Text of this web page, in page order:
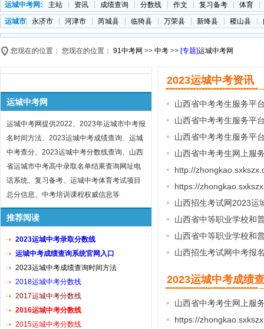
运城中考网:
主站 资讯 成绩查询 分数线 作文 复习备考
体育
运城市
永济市 河津市 芮城县 临猗县 万荣县 新绛县 稷山县
您现在的位置： 您现在的位置： 91中考网 >> 中考 >> [专题]运城中考网
运城中考网
运城中考网提供2022、2023年运城市中考报
名时间方法、2023运城中考成绩查询、运城
中考查分、2023运城中考分数线查询、山西
省运城市中考高中录取名单结果查询网址电
话系统、复习备考、运城中考体育考试项目
总分信息、中考培训课程权威信息等
推荐阅读
2023运城中考录取分数线
运城中考成绩查询系统官网入口
2023运城中考成绩查询时间方法
2018运城中考分数线
2017运城中考分数线
2016运城中考分数线
2015运城中考分数线
2023运城中考资讯
山西省中考考生服务平
山西省中考考生服务平
山西省中考考生服务平
山西省中考考生网上服
http://
https://
山西招生考试网2023运
山西省中等职业学校和
山西省中等职业学校和
山西招生考试网中考报
2023运城中考成绩
山西省中考考生网上服
https://